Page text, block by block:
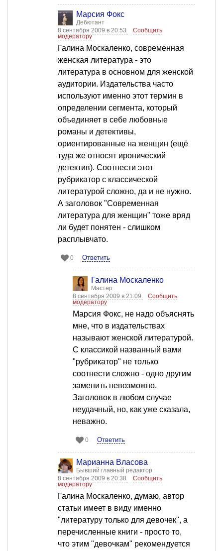
Марсия Фокс
Дебютант
8 сентября 2009 в 20:53
Сообщить
модератору
Галина Москаленко, современная
женская литература - это
литература в основном для женской
аудитории. Издательства часто
используют именно этот термин в
определении сегмента, который
объединяет в себе любовные
романы и детективы,
ориентированные на женщин (ещё
туда же относят иронический
детектив). Соотнести этот
рубрикатор с классической
литературой сложно, да и не нужно.
А заголовок "Современная
литература для женщин" тоже вряд
ли будет понятен - слишком
расплывчато.
0 Ответить
Галина Москаленко
Мастер
8 сентября 2009 в 21:09
Сообщить
модератору
Марсия Фокс, не надо объяснять
мне, что в издательствах
называют женской литературой.
С классикой названный вами
"рубрикатор" не только
соотнести сложно - одно другим
заменить невозможно.
Заголовок в любом случае
неудачный, но, как уже сказала,
неважно.
0 Ответить
Марианна Власова
Бывший главный редактор
8 сентября 2009 в 20:38
Сообщить
модератору
Галина Москаленко, думаю, автор
статьи имеет в виду именно
"литературу только для девочек", а
перечисленные книги - просто то,
что этим "девочкам" рекомендуется